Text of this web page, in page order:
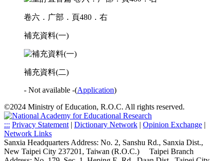
卷六．广部．頁480．右
補充資料(一)
補充資料(二)
- Not available -(Application)
©2024 Ministry of Education, R.O.C. All rights reserved.
::: Privacy Statement| Dictionary Network | Opinion Exchange |
Network Links
Sanxia Headquarters Address: No. 2, Sanshu Rd., Sanxia Dist.,
New Taipei City 237201, Taiwan (R.O.C.)
Taipei Branch